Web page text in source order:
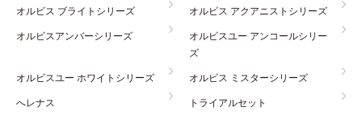
オルビス ブライトシリーズ
オルビス アクアニストシリーズ
オルビスアンバーシリーズ
オルビスユー アンコールシリー
ズ
オルビスユー ホワイトシリーズ
オルビス ミスターシリーズ
へレナス
トライアルセット